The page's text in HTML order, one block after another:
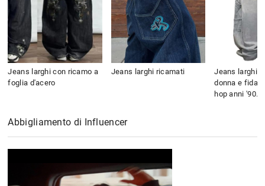
Jeans larghi con ricamo a
foglia d'acero
Jeans larghi ricamati
Jeans larghi
donna e
hop anni '90.
Abbigliamento di Influencer